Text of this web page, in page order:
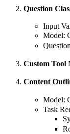
Question
Input
Model:
Custom Tool
Content
Model:
Task